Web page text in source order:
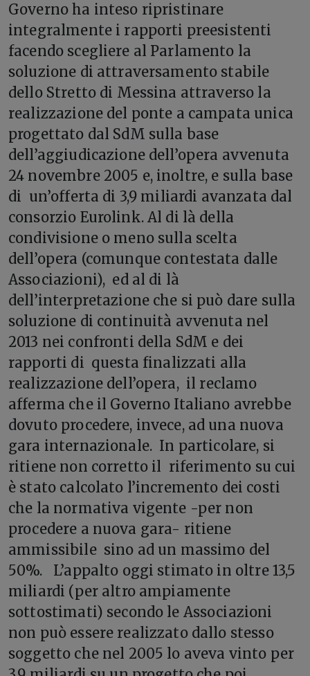
Governo ha inteso ripristinare
integralmente i rapporti preesistenti
facendo scegliere al Parlamento la
soluzione di attraversamento stabile
dello Stretto di Messina attraverso la
realizzazione del ponte a campata unica
progettato dal SdM sulla base
dell’aggiudicazione dell’opera avvenuta
24 novembre 2005 e, inoltre, e sulla base
di un’offerta di 3,9 miliardi avanzata dal
consorzio Eurolink. Al di là della
condivisione o meno sulla scelta
dell’opera (comunque contestata dalle
Associazioni), ed al di là
dell’interpretazione che si può dare sulla
soluzione di continuità avvenuta nel
2013 nei confronti della SdM e dei
rapporti di questa finalizzati alla
realizzazione dell’opera, il reclamo
afferma che il Governo Italiano avrebbe
dovuto procedere, invece, ad una nuova
gara internazionale. In particolare, si
ritiene non corretto il riferimento su cui
è stato calcolato l’incremento dei costi
che la normativa vigente -per non
procedere a nuova gara- ritiene
ammissibile sino ad un massimo del
50%. L’appalto oggi stimato in oltre 13,5
miliardi (per altro ampiamente
sottostimati) secondo le Associazioni
non può essere realizzato dallo stesso
soggetto che nel 2005 lo aveva vinto per